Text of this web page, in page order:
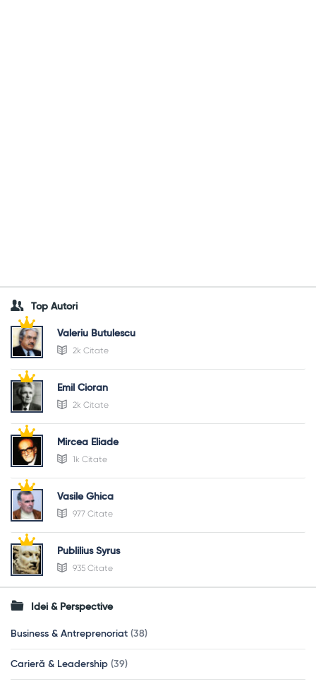
Top Autori
Valeriu Butulescu
2k Citate
Emil Cioran
2k Citate
Mircea Eliade
1k Citate
Vasile Ghica
977 Citate
Publilius Syrus
935 Citate
Idei & Perspective
Business & Antreprenoriat (38)
Carieră & Leadership (39)